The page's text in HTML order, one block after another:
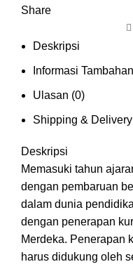
Share
Deskripsi
Informasi Tambahan
Ulasan (0)
Shipping & Delivery
Deskripsi
Memasuki tahun
dengan pembaruan
dalam dunia
dengan penerapan
Merdeka. Penerapan
harus didukung oleh